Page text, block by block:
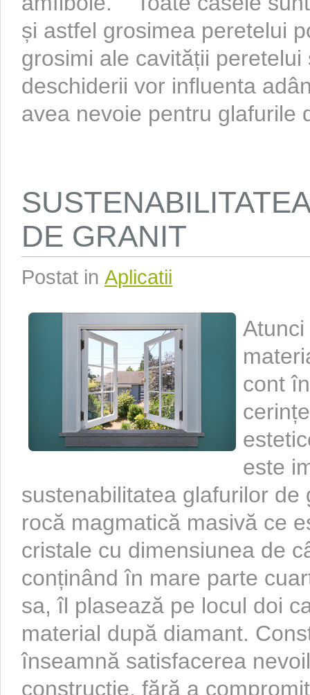
și astfel grosimea peretelui
grosimi ale cavității peretelui
deschiderii vor influenta
avea nevoie pentru glafurile
DE GRANIT
Postat in Aplicatii
cont
este
sustenabilitatea glafurilor de
rocă magmatică masivă ce
cristale cu dimensiunea de
conținând în mare parte
sa, îl plasează pe locul doi
material după diamant.
înseamnă satisfacerea
construcție, fără a